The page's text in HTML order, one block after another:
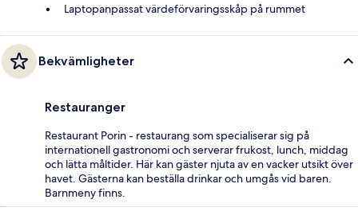
Laptopanpassat värdeförvaringsskåp på rummet
Bekvämligheter
Restauranger
Restaurant Porin - restaurang som specialiserar sig på
internationell gastronomi och serverar frukost, lunch, middag
och lätta måltider. Här kan gäster njuta av en vacker utsikt över
havet. Gästerna kan beställa drinkar och umgås vid baren.
Barnmeny finns.